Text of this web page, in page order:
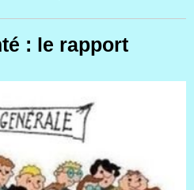
: le rapport